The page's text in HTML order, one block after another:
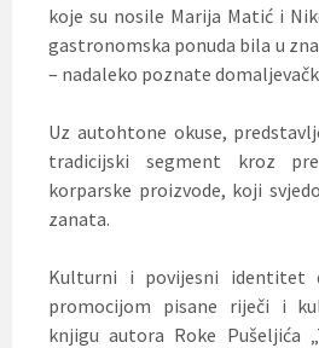
koje su nosile Marija Matić i
gastronomska ponuda bila u
– nadaleko poznate
Uz autohtone okuse,
tradicijski segment kroz
korparske proizvode, koji
zanata.
Kulturni i povijesni identitet
promocijom pisane riječi i
knjigu autora Roke Pušeljića